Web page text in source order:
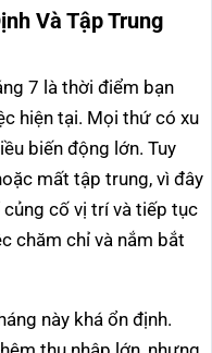
Và Tập Trung
7 là thời điểm bạn
hiện tại. Mọi thứ có xu
biến động lớn. Tuy
mất tập trung, vì đây
cố vị trí và tiếp tục
chăm chỉ và nắm bắt
này khá ổn định.